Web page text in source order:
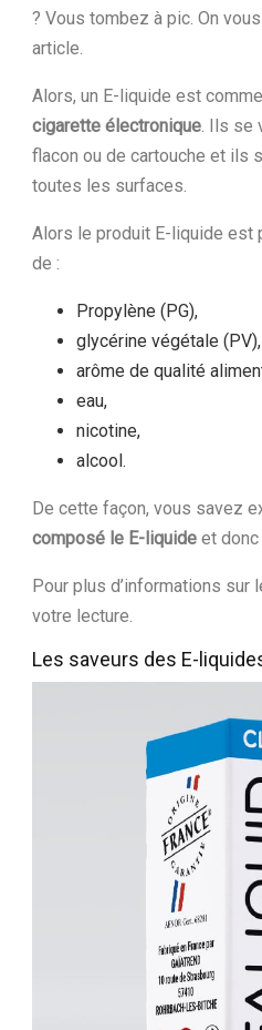
? Vous tombez à pic. On
article.
Alors, un E-liquide est
cigarette électronique . Ils
flacon ou de cartouche et ils
toutes les surfaces.
Alors le produit E-liquide est
de :
Propylène (PG),
glycérine végétale (PV),
arôme de qualité
eau,
nicotine,
alcool.
De cette façon, vous savez
composé le E-liquide et
Pour plus d’informations sur
votre lecture.
Les saveurs des E-